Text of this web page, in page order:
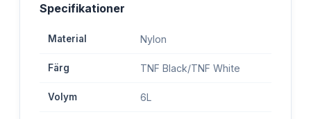
Specifikationer
Material Nylon
Färg TNF Black/TNF White
Volym 6L